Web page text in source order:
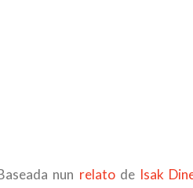
nun relatode Isak